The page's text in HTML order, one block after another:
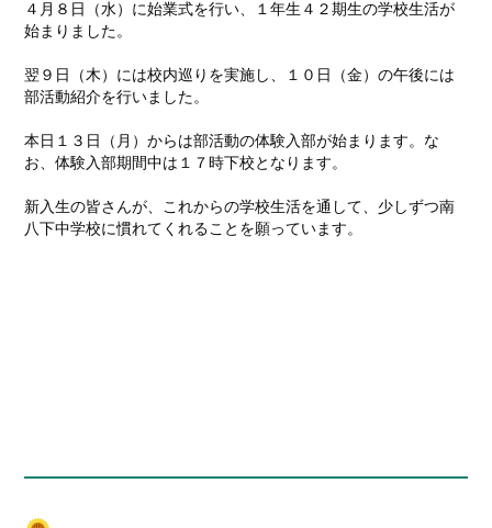
４月８日（水）に始業式を行い、１年生４２期生の学校生活が
始まりました。
翌９日（木）には校内巡りを実施し、１０日（金）の午後には
部活動紹介を行いました。
本日１３日（月）からは部活動の体験入部が始まります。な
お、体験入部期間中は１７時下校となります。
新入生の皆さんが、これからの学校生活を通して、少しずつ南
八下中学校に慣れてくれることを願っています。